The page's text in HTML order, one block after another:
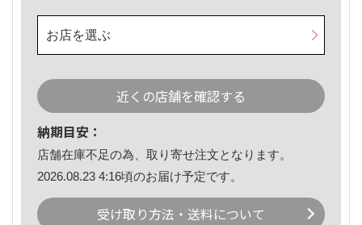
お店を選ぶ
近くの店舗を確認する
納期目安：
店舗在庫不足の為、取り寄せ注文となります。
2026.08.23 4:16頃のお届け予定です。
受け取り方法・送料について